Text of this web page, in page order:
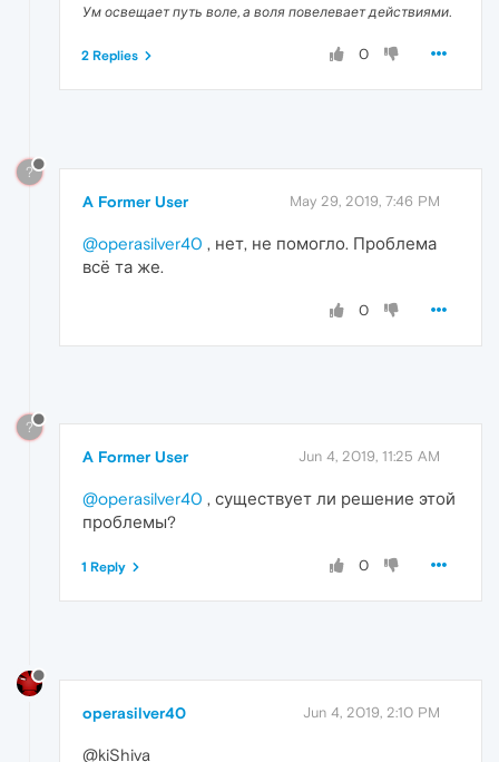
Ум освещает путь воле, а воля повелевает действиями.
0
2 Replies
?
A Former User May 29, 2019, 7:46 PM
@operasilver40 , нет, не помогло. Проблема
всё та же.
0
?
A Former User Jun 4, 2019, 11:25 AM
@operasilver40 , существует ли решение этой
проблемы?
0
1 Reply
operasilver40 Jun 4, 2019, 2:10 PM
@kiShiva